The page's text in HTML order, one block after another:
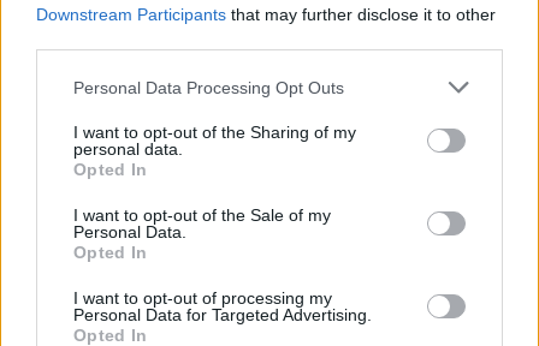
Downstream Participants that may further disclose it to other
Personal Data Processing Opt Outs
I want to opt-out of the Sharing of my
personal data.
Opted In
I want to opt-out of the Sale of my
Personal Data.
Opted In
I want to opt-out of processing my
Personal Data for Targeted Advertising.
Opted In